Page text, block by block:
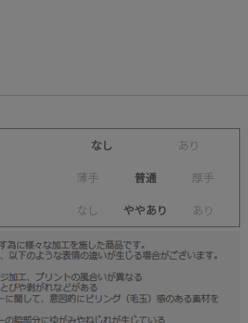
なし あ り
薄手 普通 厚手
な し ややあり あ り